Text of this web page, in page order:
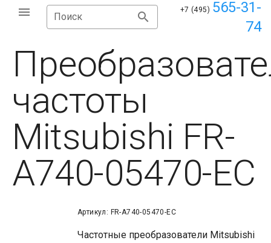
Поиск
+7 (495) 565-31-
74
частоты
Mitsubishi FR-
A740-05470-EC
Артикул: FR-A740-05470-EC
Частотные преобразователи Mitsubishi